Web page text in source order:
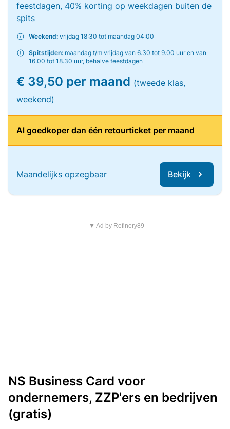
feestdagen, 40% korting op weekdagen buiten de
spits
Weekend: vrijdag 18:30 tot maandag 04:00
Spitstijden: maandag t/m vrijdag van 6.30 tot 9.00 uur en van
16.00 tot 18.30 uur, behalve feestdagen
€ 39,50 per maand (tweede klas,
weekend)
Al goedkoper dan één retourticket per maand
Maandelijks opzegbaar Bekijk
▼ Ad by Refinery89
NS Business Card voor
ondernemers, ZZP'ers en bedrijven
(gratis)